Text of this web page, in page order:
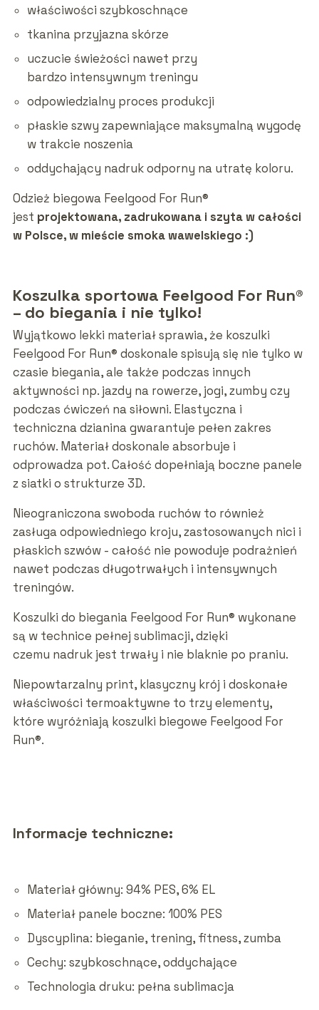
właściwości szybkoschnące
tkanina przyjazna skórze
uczucie świeżości nawet przy
bardzo intensywnym treningu
odpowiedzialny proces produkcji
płaskie szwy zapewniające maksymalną wygodę
w trakcie noszenia
oddychający nadruk odporny na utratę koloru.
Odzież biegowa Feelgood For Run®
jest projektowana, zadrukowana i szyta w całości
w Polsce, w mieście smoka wawelskiego :)
Koszulka sportowa Feelgood For Run®
– do biegania i nie tylko!
Wyjątkowo lekki materiał sprawia, że koszulki
Feelgood For Run® doskonale spisują się nie tylko w
czasie biegania, ale także podczas innych
aktywności np. jazdy na rowerze, jogi, zumby czy
podczas ćwiczeń na siłowni. Elastyczna i
techniczna dzianina gwarantuje pełen zakres
ruchów. Materiał doskonale absorbuje i
odprowadza pot. Całość dopełniają boczne panele
z siatki o strukturze 3D.
Nieograniczona swoboda ruchów to również
zasługa odpowiedniego kroju, zastosowanych nici i
płaskich szwów - całość nie powoduje podrażnień
nawet podczas długotrwałych i intensywnych
treningów.
Koszulki do biegania Feelgood For Run® wykonane
są w technice pełnej sublimacji, dzięki
czemu nadruk jest trwały i nie blaknie po praniu.
Niepowtarzalny print, klasyczny krój i doskonałe
właściwości termoaktywne to trzy elementy,
które wyróżniają koszulki biegowe Feelgood For
Run®.
Informacje techniczne:
Materiał główny: 94% PES, 6% EL
Materiał panele boczne: 100% PES
Dyscyplina: bieganie, trening, fitness, zumba
Cechy: szybkoschnące, oddychające
Technologia druku: pełna sublimacja